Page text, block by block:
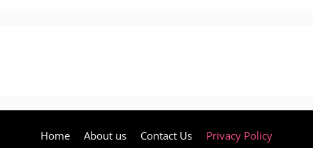
Home About us Contact Us Privacy Policy